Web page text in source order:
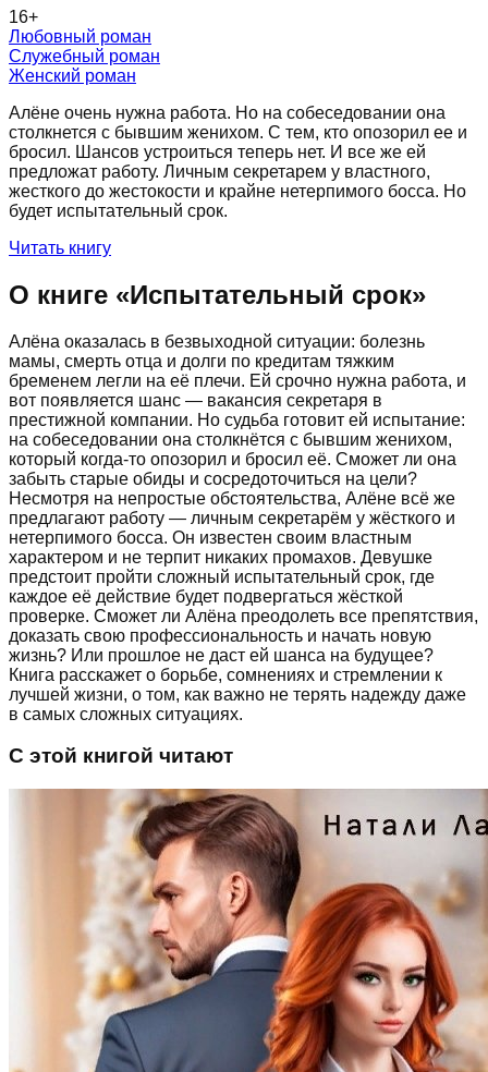
16+
Любовный роман
Служебный роман
Женский роман
Алёне очень нужна работа. Но на собеседовании она
столкнется с бывшим женихом. С тем, кто опозорил ее и
бросил. Шансов устроиться теперь нет. И все же ей
предложат работу. Личным секретарем у властного,
жесткого до жестокости и крайне нетерпимого босса. Но
будет испытательный срок.
Читать книгу
О книге «Испытательный срок»
Алёна оказалась в безвыходной ситуации: болезнь
мамы, смерть отца и долги по кредитам тяжким
бременем легли на её плечи. Ей срочно нужна работа, и
вот появляется шанс — вакансия секретаря в
престижной компании. Но судьба готовит ей испытание:
на собеседовании она столкнётся с бывшим женихом,
который когда-то опозорил и бросил её. Сможет ли она
забыть старые обиды и сосредоточиться на цели?
Несмотря на непростые обстоятельства, Алёне всё же
предлагают работу — личным секретарём у жёсткого и
нетерпимого босса. Он известен своим властным
характером и не терпит никаких промахов. Девушке
предстоит пройти сложный испытательный срок, где
каждое её действие будет подвергаться жёсткой
проверке. Сможет ли Алёна преодолеть все препятствия,
доказать свою профессиональность и начать новую
жизнь? Или прошлое не даст ей шанса на будущее?
Книга расскажет о борьбе, сомнениях и стремлении к
лучшей жизни, о том, как важно не терять надежду даже
в самых сложных ситуациях.
С этой книгой читают